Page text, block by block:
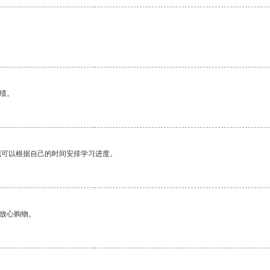
。
以根据自己的时间安排学习进度。
心购物。